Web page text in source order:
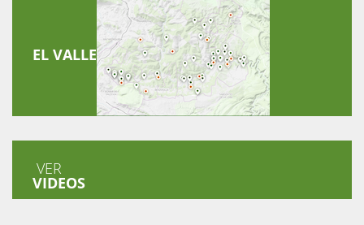
EL VALLE
VER
VIDEOS